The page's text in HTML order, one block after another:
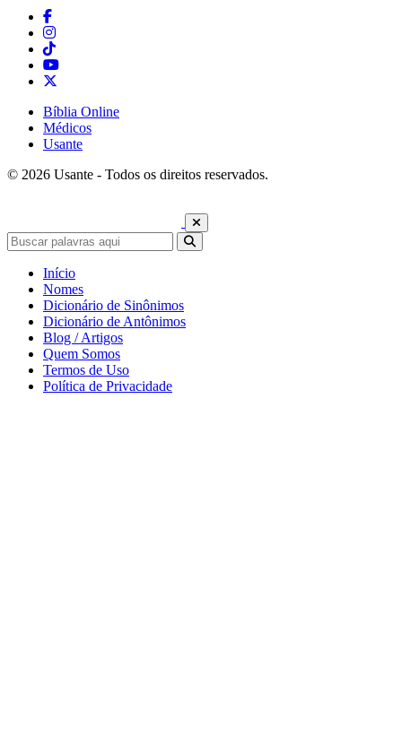
Bíblia Online
Médicos
Usante
© 2026 Usante - Todos os direitos reservados.
Início
Nomes
Dicionário de Sinônimos
Dicionário de Antônimos
Blog / Artigos
Quem Somos
Termos de Uso
Política de Privacidade